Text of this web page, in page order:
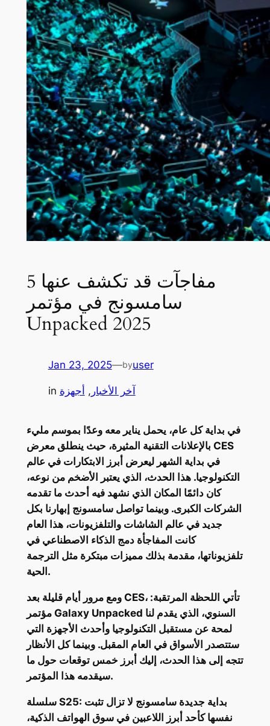
5 مفاجآت قد تكشف عنها
سامسونج في مؤتمر
Unpacked 2025
Jan 23, 2025—byuser
in آخر الأخبار , أجهزة
في بداية كل عام، يحمل يناير معه وعدًا بموسم مليء
بالإعلانات التقنية المثيرة، حيث ينطلق معرض CES
في بداية الشهر ليعرض أبرز الابتكارات في عالم
التكنولوجيا. هذا الحدث، الذي يعتبر الأضخم من نوعه،
كان دائمًا المكان الذي نشهد فيه أحدث ما تقدمه
الشركات الكبرى. وبينما تواصل سامسونج إبهارنا بكل
جديد في عالم الشاشات والتلفزيونات، هذا العام
كانت المفاجأة دمج الذكاء الاصطناعي في
تلفزيوناتها، مقدمة بذلك مميزات مبتكرة مثل الترجمة
الحية.
ومع مرور أيام قليلة بعد CES، تأتي اللحظة المرتقبة:
مؤتمر Galaxy Unpacked السنوي، الذي يقدم لنا
لمحة عن مستقبل التكنولوجيا وأحدث الأجهزة التي
ستتصدر الأسواق في العام المقبل. وبينما كل الأنظار
تتجه إلى هذا الحدث، إليك أبرز خمس توقعات حول ما
سيقدمه هذا المؤتمر.
سلسلة S25: بداية جديدة سامسونج لا تزال تثبت
نفسها كأحد أبرز اللاعبين في سوق الهواتف الذكية،